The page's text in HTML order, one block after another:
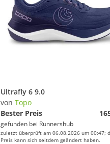
Ultrafly 6 9.0
von Topo
Bester Preis
gefunden bei Runnershub
zuletzt überprüft am 06.08.2026 um 00:47;
Preis kann sich seitdem geändert haben.